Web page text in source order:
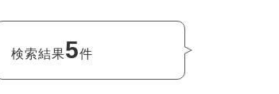
検索結果5件